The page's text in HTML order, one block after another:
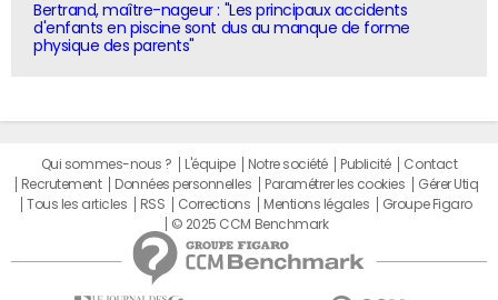
Bertrand, maître-nageur : "Les principaux accidents
d'enfants en piscine sont dus au manque de forme
physique des parents"
Qui sommes-nous ? L'équipe Notre société Publicité
Contact
Recrutement
Données personnelles Paramétrer les cookies
Gérer Utiq
Tous les articles
RSS Corrections Mentions légales
Groupe Figaro
© 2025 CCM Benchmark